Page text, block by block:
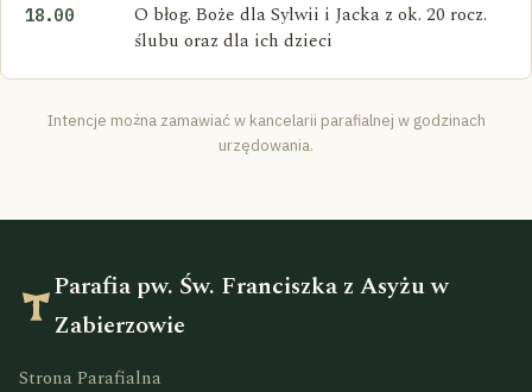
18.00
O błog. Boże dla Sylwii i Jacka z ok. 20 rocz.
ślubu oraz dla ich dzieci
Intencje można zamawiać w kancelarii parafialnej w godzinach
urzędowania.
Parafia pw. Św. Franciszka z Asyżu w
Zabierzowie
Strona Parafialna